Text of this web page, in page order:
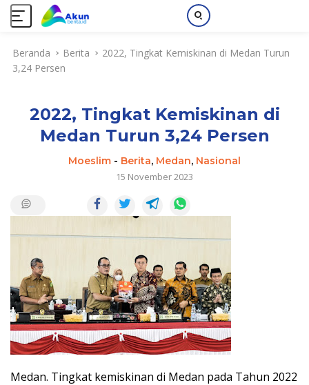
Beranda Berita
2022, Tingkat Kemiskinan di Medan Turun
3,24 Persen
2022, Tingkat Kemiskinan di
Medan Turun 3,24 Persen
Moeslim - Berita, Medan, Nasional
15 November 2023
Medan. Tingkat kemiskinan di Medan pada Tahun 2022